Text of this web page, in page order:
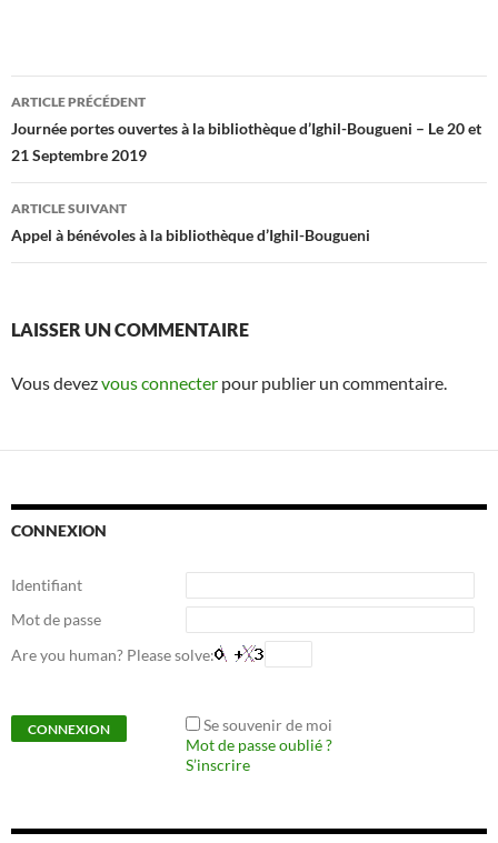
Navigation
des
articles
ARTICLE PRÉCÉDENT
Journée portes ouvertes à la bibliothèque d’Ighil-Bougueni – Le 20 et
21 Septembre 2019
ARTICLE SUIVANT
Appel à bénévoles à la bibliothèque d’Ighil-Bougueni
LAISSER UN COMMENTAIRE
Vous devezvous connecter pour publier un commentaire.
CONNEXION
Identifiant
Mot de passe
Are you human? Please solve:
Se souvenir de moi
Mot de passe oublié ?
S’inscrire